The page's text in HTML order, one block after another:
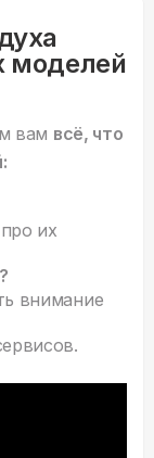
моделей
вам всё, что
их
внимание